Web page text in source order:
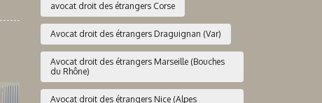
avocat droit des étrangers Corse
Avocat droit des étrangers Draguignan (Var)
Avocat droit des étrangers Marseille (Bouches
du Rhône)
Avocat droit des étrangers Nice (Alpes